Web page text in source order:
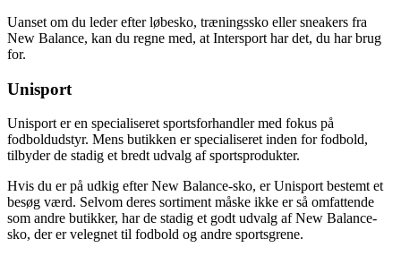
Uanset om du leder efter løbesko, træningssko eller sneakers fra
New Balance, kan du regne med, at Intersport har det, du har brug
for.
Unisport
Unisport er en specialiseret sportsforhandler med fokus på
fodboldudstyr. Mens butikken er specialiseret inden for fodbold,
tilbyder de stadig et bredt udvalg af sportsprodukter.
Hvis du er på udkig efter New Balance-sko, er Unisport bestemt et
besøg værd. Selvom deres sortiment måske ikke er så omfattende
som andre butikker, har de stadig et godt udvalg af New Balance-
sko, der er velegnet til fodbold og andre sportsgrene.